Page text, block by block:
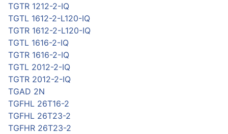
TGTR 1212-2-IQ
TGTL 1612-2-L120-IQ
TGTR 1612-2-L120-IQ
TGTL 1616-2-IQ
TGTR 1616-2-IQ
TGTL 2012-2-IQ
TGTR 2012-2-IQ
TGAD 2N
TGFHL 26T16-2
TGFHL 26T23-2
TGFHR 26T23-2